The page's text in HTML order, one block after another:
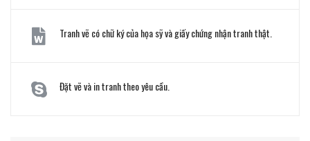
Tranh vẽ có chữ ký của họa sỹ và giấy chứng nhận tranh thật.
Đặt vẽ và in tranh theo yêu cầu.